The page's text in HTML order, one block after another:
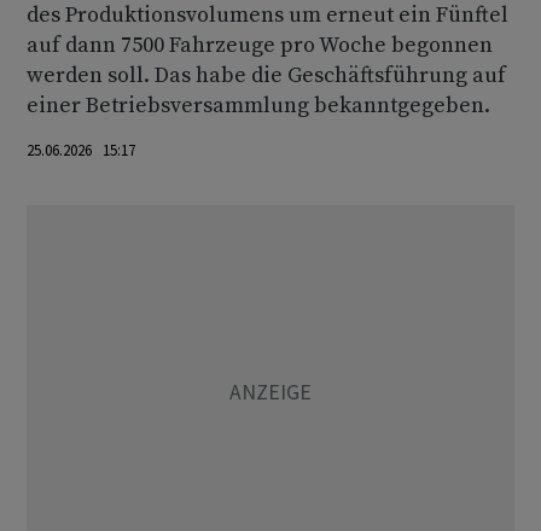
des Produktionsvolumens um erneut ein Fünftel
auf dann 7500 Fahrzeuge pro Woche begonnen
werden soll. Das habe die Geschäftsführung auf
einer Betriebsversammlung bekanntgegeben.
25.06.2026 15:17